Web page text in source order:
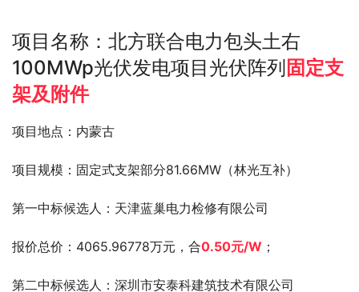
项目名称：北方联合电力包头土右
100MWp光伏发电项目光伏阵列 固定支
架及附件
项目地点：内蒙古
项目规模：固定式支架部分81.66MW（林光互补）
第一中标候选人：天津蓝巢电力检修有限公司
报价总价：4065.96778万元，合0.50元/W ；
第二中标候选人：深圳市安泰科建筑技术有限公司